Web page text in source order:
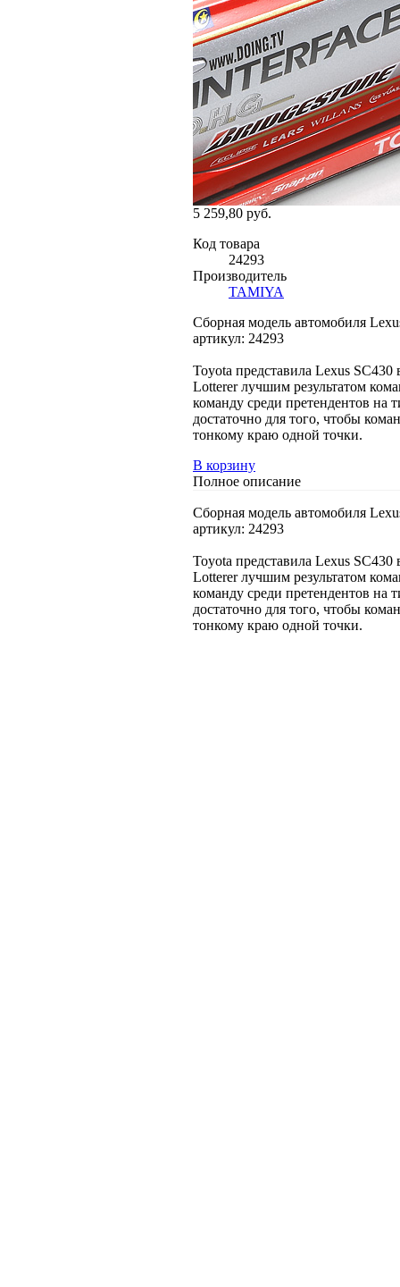
5 259,80 руб.
Код товара
24293
Производитель
TAMIYA
Сборная модель автомобиля
артикул: 24293
Toyota представила Lexus SC430
Lotterer лучшим результатом
команду среди претендентов на
достаточно для того, чтобы
тонкому краю одной точки.
В корзину
Полное описание
Сборная модель автомобиля
артикул: 24293
Toyota представила Lexus SC430
Lotterer лучшим результатом
команду среди претендентов на
достаточно для того, чтобы
тонкому краю одной точки.